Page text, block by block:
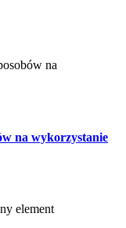
na wykorzystanie